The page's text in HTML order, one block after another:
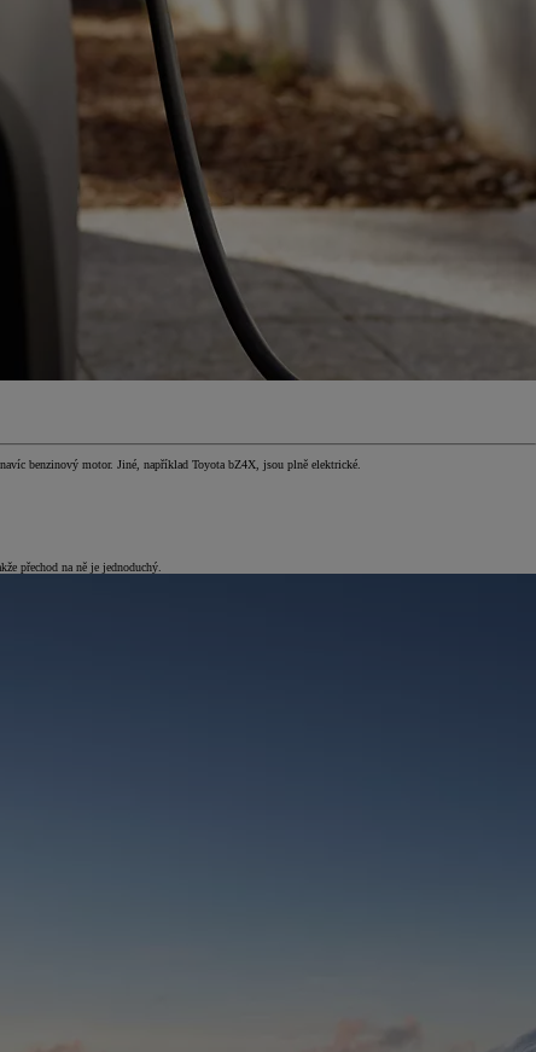
benzinový motor. Jiné, například Toyota bZ4X, jsou plně elektrické.
přechod na ně je jednoduchý.